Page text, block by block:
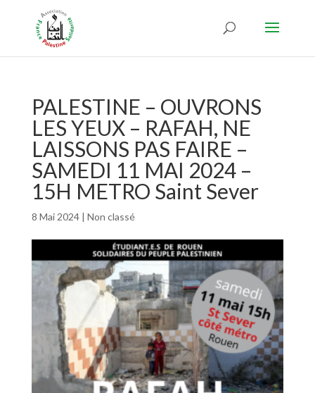
PALESTINE – OUVRONS
LES YEUX – RAFAH, NE
LAISSONS PAS FAIRE –
SAMEDI 11 MAI 2024 –
15H METRO Saint Sever
8 Mai 2024| Non classé